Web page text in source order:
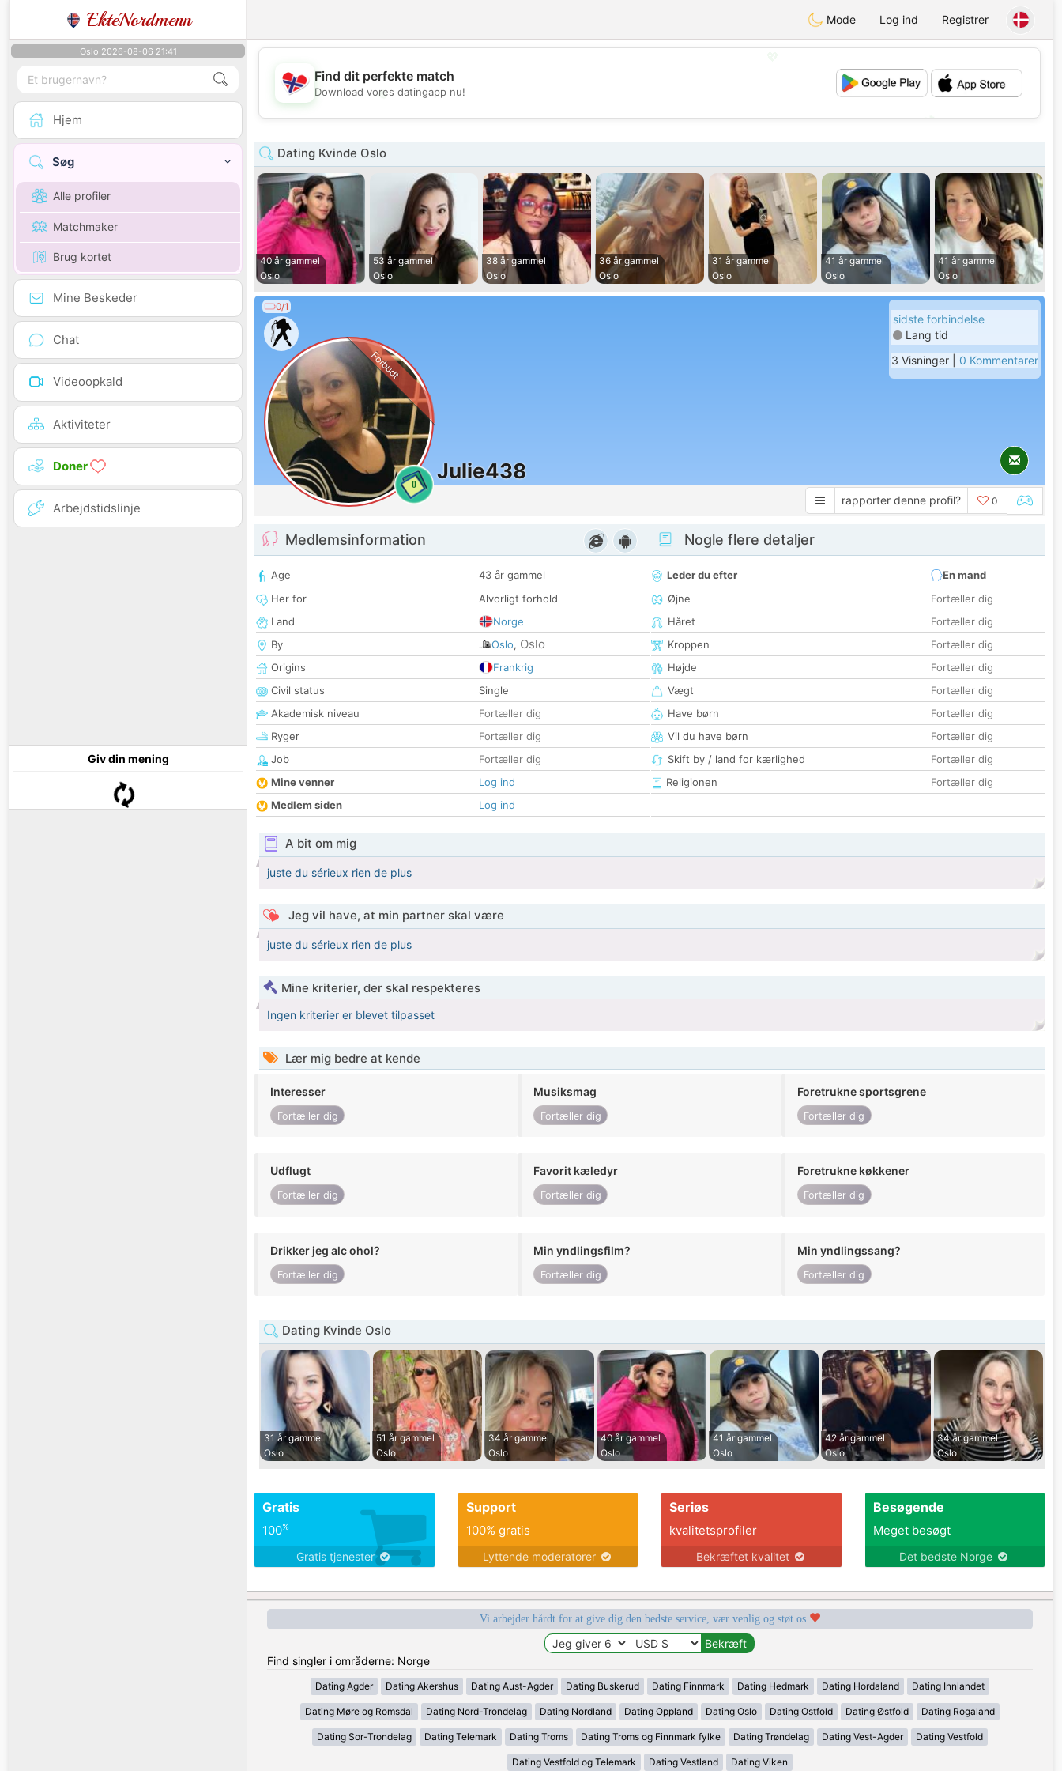
EkteNordmenn Mode Log ind Registrer
Oslo 2026-08-06 21:41
Hjem
Søg
Alle profiler
Matchmaker
Brug kortet
Mine Beskeder
Chat
Videoopkald
Aktiviteter
Doner
Arbejdstidslinje
Giv din mening
💖
💕
Find dit perfekte match
Download vores datingapp nu!
Dating Kvinde Oslo
40 år gammel
Oslo
53 år gammel
Oslo
38 år gammel
Oslo
36 år gammel
Oslo
31 år gammel
Oslo
41 år gammel
Oslo
41 år gammel
Oslo
0/1
0
Forbudt
Julie438
sidste forbindelse
Lang tid
3 Visninger | 0 Kommentarer
rapporter denne profil? 0
Medlemsinformation
Age
43 år gammel
Her for
Alvorligt forhold
Land
Norge
By
Oslo, Oslo
Origins
Frankrig
Civil status
Single
Akademisk niveau
Fortæller dig
Ryger
Fortæller dig
Job
Fortæller dig
Mine venner
Log ind
Medlem siden
Log ind
Nogle flere detaljer
Leder du efter
En mand
Øjne
Fortæller dig
Håret
Fortæller dig
Kroppen
Fortæller dig
Højde
Fortæller dig
Vægt
Fortæller dig
Have børn
Fortæller dig
Vil du have børn
Fortæller dig
Skift by / land for kærlighed
Fortæller dig
Religionen
Fortæller dig
A bit om mig
juste du sérieux rien de plus
Jeg vil have, at min partner skal være
juste du sérieux rien de plus
Mine kriterier, der skal respekteres
Ingen kriterier er blevet tilpasset
Lær mig bedre at kende
Interesser
Fortæller dig
Musiksmag
Fortæller dig
Foretrukne sportsgrene
Fortæller dig
Udflugt
Fortæller dig
Favorit kæledyr
Fortæller dig
Foretrukne køkkener
Fortæller dig
Drikker jeg alc ohol?
Fortæller dig
Min yndlingsfilm?
Fortæller dig
Min yndlingssang?
Fortæller dig
Dating Kvinde Oslo
31 år gammel
Oslo
51 år gammel
Oslo
34 år gammel
Oslo
40 år gammel
Oslo
41 år gammel
Oslo
42 år gammel
Oslo
34 år gammel
Oslo
Gratis
100%
Gratis tjenester
Support
100% gratis
Lyttende moderatorer
Seriøs
kvalitetsprofiler
Bekræftet kvalitet
Besøgende
Meget besøgt
Det bedste Norge
Vi arbejder hårdt for at give dig den bedste service, vær venlig og støt os
Find singler i områderne: Norge
Dating Agder Dating Akershus Dating Aust-Agder Dating Buskerud Dating Finnmark Dating Hedmark Dating Hordaland Dating Innlandet
Dating Møre og Romsdal Dating Nord-Trondelag Dating Nordland Dating Oppland Dating Oslo Dating Ostfold Dating Østfold Dating Rogaland
Dating Sor-Trondelag Dating Telemark Dating Troms Dating Troms og Finnmark fylke Dating Trøndelag Dating Vest-Agder Dating Vestfold
Dating Vestfold og Telemark Dating Vestland Dating Viken